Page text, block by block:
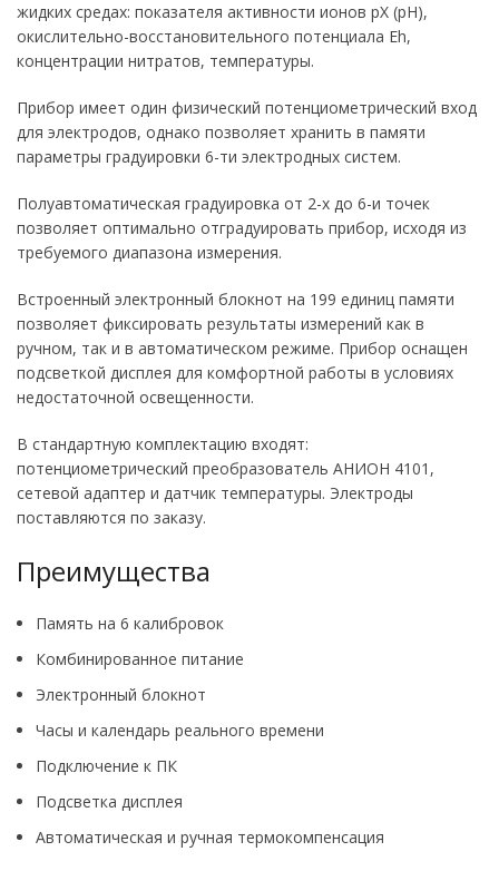
жидких средах: показателя активности ионов рХ (рН),
окислительно-восстановительного потенциала Eh,
концентрации нитратов, температуры.
Прибор имеет один физический потенциометрический вход
для электродов, однако позволяет хранить в памяти
параметры градуировки 6-ти электродных систем.
Полуавтоматическая градуировка от 2-х до 6-и точек
позволяет оптимально отградуировать прибор, исходя из
требуемого диапазона измерения.
Встроенный электронный блокнот на 199 единиц памяти
позволяет фиксировать результаты измерений как в
ручном, так и в автоматическом режиме. Прибор оснащен
подсветкой дисплея для комфортной работы в условиях
недостаточной освещенности.
В стандартную комплектацию входят:
потенциометрический преобразователь АНИОН 4101,
сетевой адаптер и датчик температуры. Электроды
поставляются по заказу.
Преимущества
Память на 6 калибровок
Комбинированное питание
Электронный блокнот
Часы и календарь реального времени
Подключение к ПК
Подсветка дисплея
Автоматическая и ручная термокомпенсация